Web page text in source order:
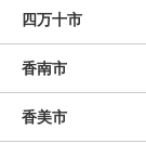
四万十市
香南市
香美市